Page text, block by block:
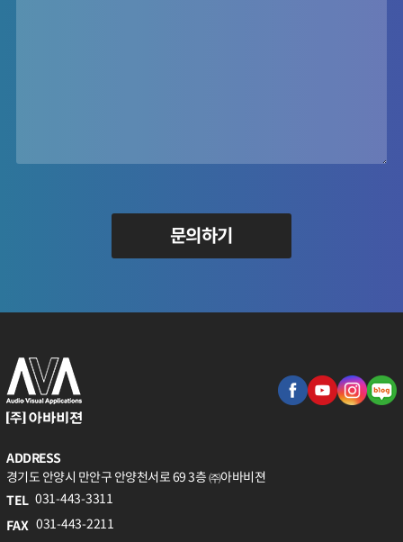
문의하기
ADDRESS
경기도 안양시 만안구 안양천서로 69 3층 ㈜아바비젼
TEL 031-443-3311
FAX 031-443-2211